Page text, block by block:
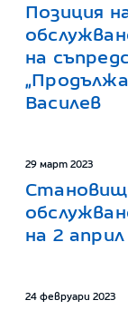
Позиция
на
Василев
29 март 2023
на 2
24 февруари 2023